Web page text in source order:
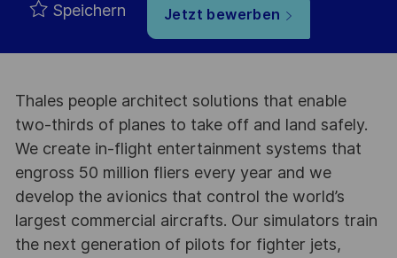
Speichern Jetzt bewerben
Thales people architect solutions that enable
two-thirds of planes to take off and land safely.
We create in-flight entertainment systems that
engross 50 million fliers every year and we
develop the avionics that control the world’s
largest commercial aircrafts. Our simulators train
the next generation of pilots for fighter jets,